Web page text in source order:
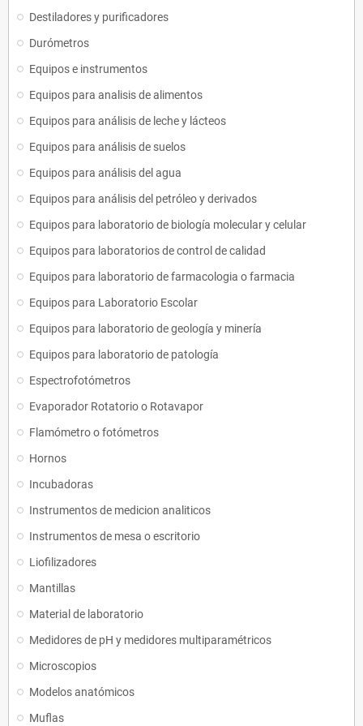
Destiladores y purificadores
Durómetros
Equipos e instrumentos
Equipos para analisis de alimentos
Equipos para análisis de leche y lácteos
Equipos para análisis de suelos
Equipos para análisis del agua
Equipos para análisis del petróleo y derivados
Equipos para laboratorio de biología molecular y celular
Equipos para laboratorios de control de calidad
Equipos para laboratorio de farmacologia o farmacia
Equipos para Laboratorio Escolar
Equipos para laboratorio de geología y minería
Equipos para laboratorio de patología
Espectrofotómetros
Evaporador Rotatorio o Rotavapor
Flamómetro o fotómetros
Hornos
Incubadoras
Instrumentos de medicion analiticos
Instrumentos de mesa o escritorio
Liofilizadores
Mantillas
Material de laboratorio
Medidores de pH y medidores multiparamétricos
Microscopios
Modelos anatómicos
Muflas